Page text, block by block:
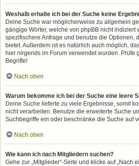
Weshalb erhalte ich bei der Suche keine
Deine Suche war möglicherweise zu allgemein
gängige Wörter, welche von phpBB nicht indiziert
spezifischere Anfrage und benutze die Optionen,
bietet. Außerdem ist es natürlich auch möglich,
hier nirgends im Forum verwendet wurden. Prüfe
Begriffe!
Nach oben
Warum bekomme ich bei der Suche eine leere
Deine Suche lieferte zu viele Ergebnisse, somit
nicht verarbeiten. Benutze die erweiterte Suche
Suchbegriffe ein oder beschränke die Suche auf
Nach oben
Wie kann ich nach Mitgliedern suchen?
Gehe zur „Mitglieder“-Seite und klicke auf „Nach